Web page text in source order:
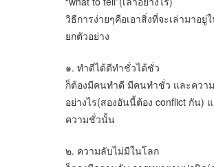
วิธีการง่ายๆคือเอาสิ่งที่จะเล่ามาอยู่ใ
ยกตัวอย่าง
๑. ทำดีได้ดีทำชั่วได้ชั่ว
ก็ต้องมีคนทำดี มีคนทำชั่ว และควา
อย่างไร(สองอันนี้ต้อง conflict กัน)
ความชั่วนั้น
๒. ความลับไม่มีในโลก